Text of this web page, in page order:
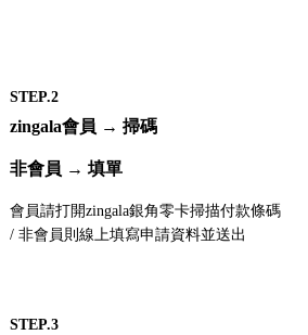
STEP.2
zingala會員 → 掃碼
非會員 → 填單
會員請打開zingala銀角零卡掃描付款條碼
/ 非會員則線上填寫申請資料並送出
STEP.3